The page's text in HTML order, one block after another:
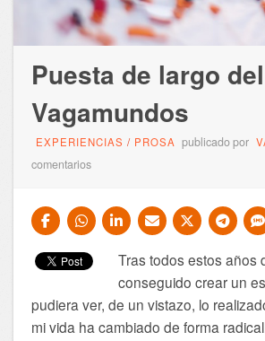
Puesta de largo
Vagamundos
EXPERIENCIAS / PROSA publicado por
comentarios
Tras todos estos años
conseguido crear un
pudiera ver, de un vistazo, lo
mi vida ha cambiado de forma